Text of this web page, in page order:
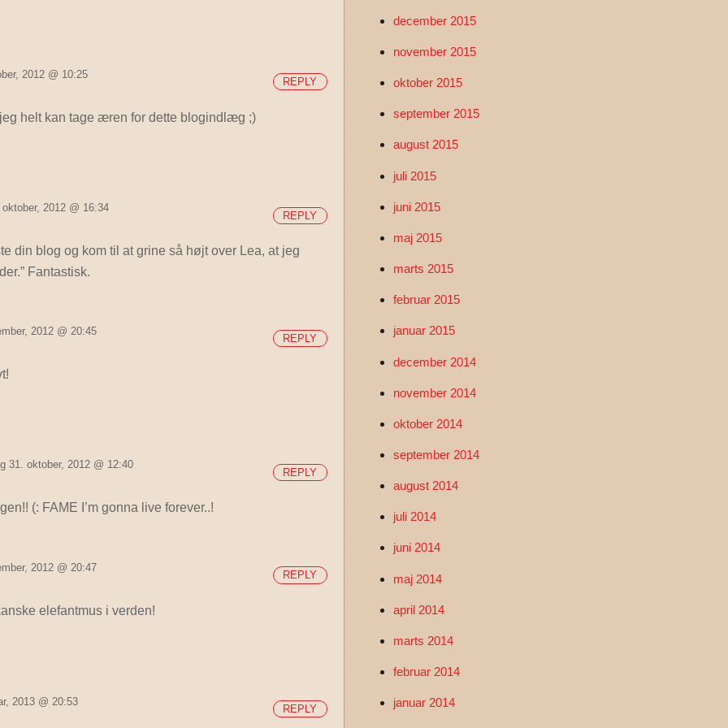
2012 @ 10:25
helt kan tage æren for dette blogindlæg ;)
REPLY
2012 @ 16:34
din blog og kom til at grine så højt over Lea, at jeg
Fantastisk.
REPLY
2012 @ 20:45
REPLY
31. oktober, 2012 @ 12:40
(: FAME I’m gonna live forever..!
REPLY
2012 @ 20:47
elefantmus i verden!
REPLY
2013 @ 20:53
REPLY
december 2015
november 2015
oktober 2015
september 2015
august 2015
juli 2015
juni 2015
maj 2015
marts 2015
februar 2015
januar 2015
december 2014
november 2014
oktober 2014
september 2014
august 2014
juli 2014
juni 2014
maj 2014
april 2014
marts 2014
februar 2014
januar 2014